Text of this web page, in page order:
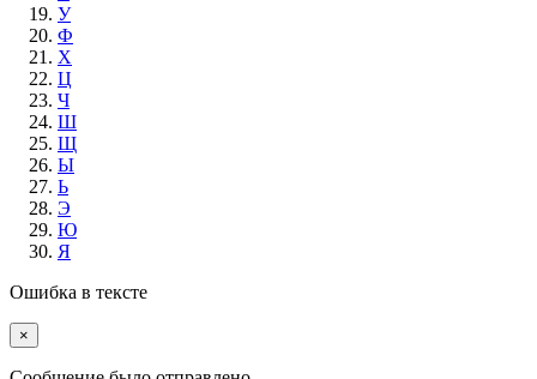
У
Ф
Х
Ц
Ч
Ш
Щ
Ы
Ь
Э
Ю
Я
Ошибка в тексте
×